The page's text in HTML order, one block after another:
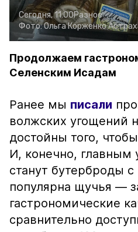
Сегодня, 11:00Разное
Фото:Ольга Корженко
Продолжаем
Селенским Исадам
Ранее мы писали
волжских угощений
достойны того,
И, конечно, главным
станут бутерброды
популярна щучья —
гастрономические
сравнительно